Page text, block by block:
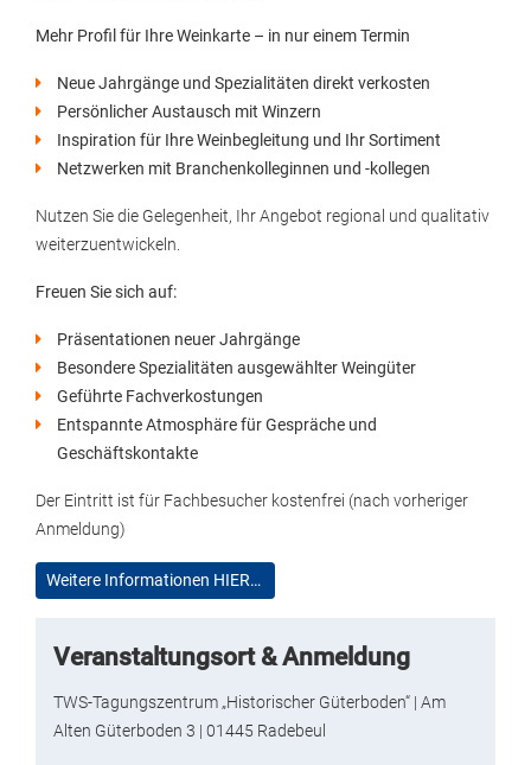
Mehr Profil für Ihre Weinkarte – in nur einem Termin
Neue Jahrgänge und Spezialitäten direkt verkosten
Persönlicher Austausch mit Winzern
Inspiration für Ihre Weinbegleitung und Ihr Sortiment
Netzwerken mit Branchenkolleginnen und -kollegen
Nutzen Sie die Gelegenheit, Ihr Angebot regional und qualitativ
weiterzuentwickeln.
Freuen Sie sich auf:
Präsentationen neuer Jahrgänge
Besondere Spezialitäten ausgewählter Weingüter
Geführte Fachverkostungen
Entspannte Atmosphäre für Gespräche und
Geschäftskontakte
Der Eintritt ist für Fachbesucher kostenfrei (nach vorheriger
Anmeldung)
Weitere Informationen HIER…
Veranstaltungsort & Anmeldung
TWS-Tagungszentrum „Historischer Güterboden“ | Am
Alten Güterboden 3 | 01445 Radebeul